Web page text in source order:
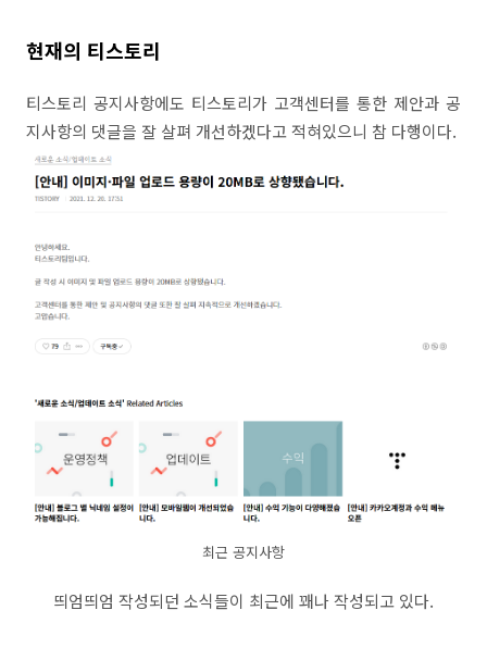
현재의 티스토리
티스토리 공지사항에도 티스토리가 고객센터를 통한 제안과 공
지사항의 댓글을 잘 살펴 개선하겠다고 적혀있으니 참 다행이다.
최근 공지사항
띄엄띄엄 작성되던 소식들이 최근에 꽤나 작성되고 있다.